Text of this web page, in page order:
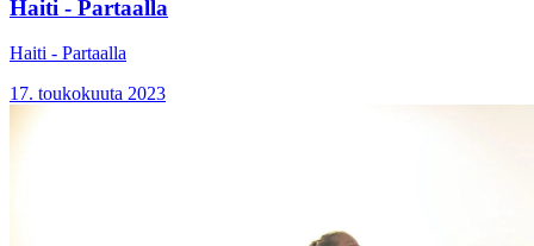
Haiti - Partaalla
Haiti - Partaalla
17. toukokuuta 2023